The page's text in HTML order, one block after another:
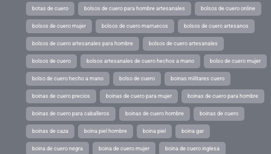
botas de cuero bolsos de cuero para hombre artesanales bolsos de cuero online
bolsos de cuero mujer bolsos de cuero marruecos bolsos de cuero artesanos
bolsos de cuero artesanales para hombre bolsos de cuero artesanales
bolsos de cuero bolsos artesanales de cuero hechos a mano bolso de cuero mujer
bolso de cuero hecho a mano bolso de cuero boinas militares cuero
boinas de cuero precios boinas de cuero para mujer boinas de cuero para hombre
boinas de cuero para caballeros boinas de cuero hombre boinas de cuero
boinas de caza boina piel hombre boina piel boina gar
boina de cuero negra boina de cuero mujer boina de cuero inglesa